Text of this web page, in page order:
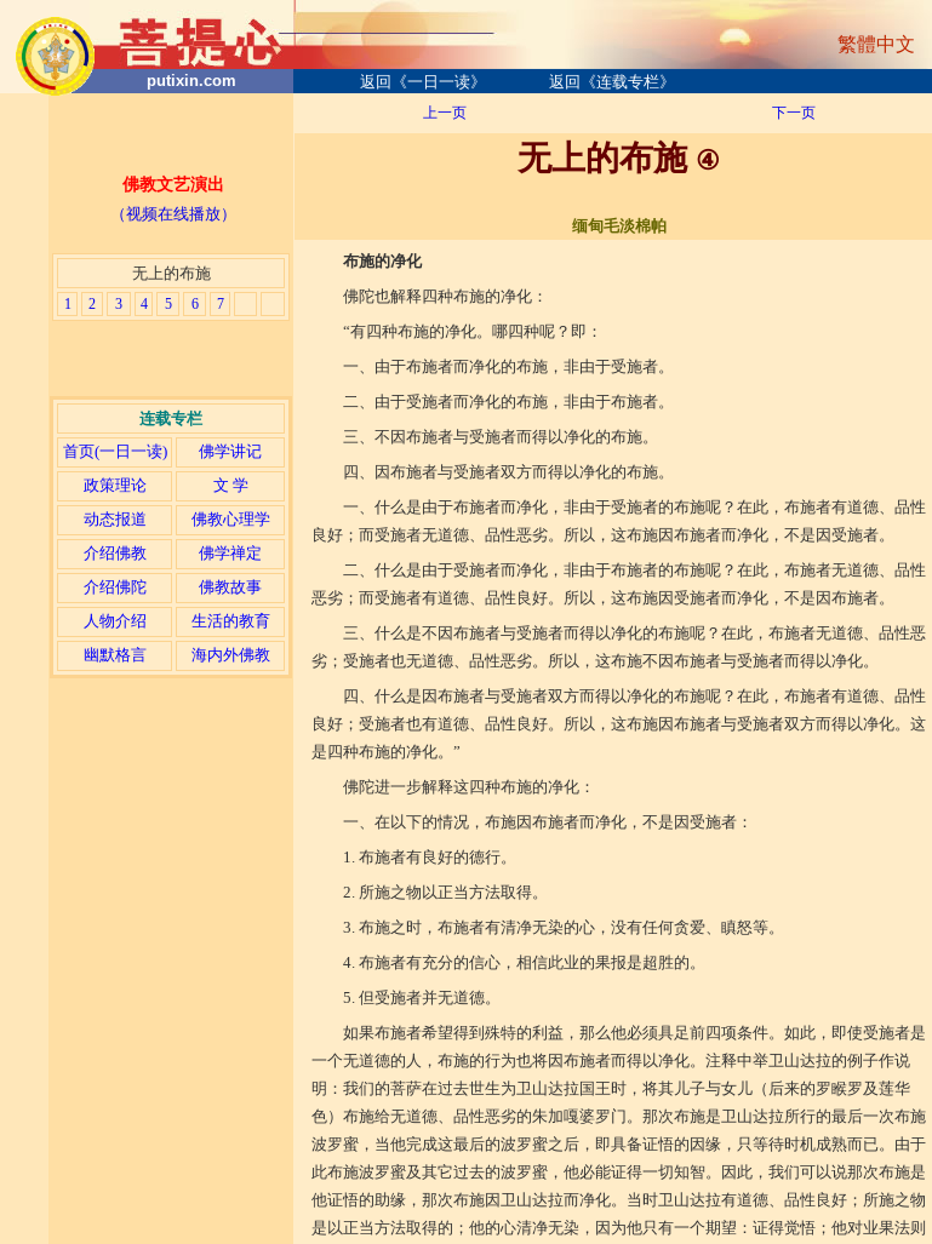
putixin.com 返回《一日一读》 返回《连载专栏》
佛教文艺演出
（视频在线播放）
连载专栏
首页(一日一读)
佛学讲记
政策理论
文 学
动态报道
佛教心理学
介绍佛教
佛学禅定
介绍佛陀
佛教故事
人物介绍
生活的教育
幽默格言
海内外佛教
上一页 下一页
无上的布施 ④
缅甸毛淡棉帕
布施的净化
佛陀也解释四种布施的净化：
“有四种布施的净化。哪四种呢？即：
一、由于布施者而净化的布施，非由于受施者。
二、由于受施者而净化的布施，非由于布施者。
三、不因布施者与受施者而得以净化的布施。
四、因布施者与受施者双方而得以净化的布施。
一、什么是由于布施者而净化，非由于受施者的布施呢？在此，布施者有道德、品性
良好；而受施者无道德、品性恶劣。所以，这布施因布施者而净化，不是因受施者。
二、什么是由于受施者而净化，非由于布施者的布施呢？在此，布施者无道德、品性
恶劣；而受施者有道德、品性良好。所以，这布施因受施者而净化，不是因布施者。
三、什么是不因布施者与受施者而得以净化的布施呢？在此，布施者无道德、品性恶
劣；受施者也无道德、品性恶劣。所以，这布施不因布施者与受施者而得以净化。
四、什么是因布施者与受施者双方而得以净化的布施呢？在此，布施者有道德、品性
良好；受施者也有道德、品性良好。所以，这布施因布施者与受施者双方而得以净化。这
是四种布施的净化。”
佛陀进一步解释这四种布施的净化：
一、在以下的情况，布施因布施者而净化，不是因受施者：
1. 布施者有良好的德行。
2. 所施之物以正当方法取得。
3. 布施之时，布施者有清净无染的心，没有任何贪爱、瞋怒等。
4. 布施者有充分的信心，相信此业的果报是超胜的。
5. 但受施者并无道德。
如果布施者希望得到殊特的利益，那么他必须具足前四项条件。如此，即使受施者是
一个无道德的人，布施的行为也将因布施者而得以净化。注释中举卫山达拉的例子作说
明：我们的菩萨在过去世生为卫山达拉国王时，将其儿子与女儿（后来的罗睺罗及莲华
色）布施给无道德、品性恶劣的朱加嘎婆罗门。那次布施是卫山达拉所行的最后一次布施
波罗蜜，当他完成这最后的波罗蜜之后，即具备证悟的因缘，只等待时机成熟而已。由于
此布施波罗蜜及其它过去的波罗蜜，他必能证得一切知智。因此，我们可以说那次布施是
他证悟的助缘，那次布施因卫山达拉而净化。当时卫山达拉有道德、品性良好；所施之物
是以正当方法取得的；他的心清净无染，因为他只有一个期望：证得觉悟；他对业果法则
无上的布施
1 2 3 4 5 6 7
繁體中文